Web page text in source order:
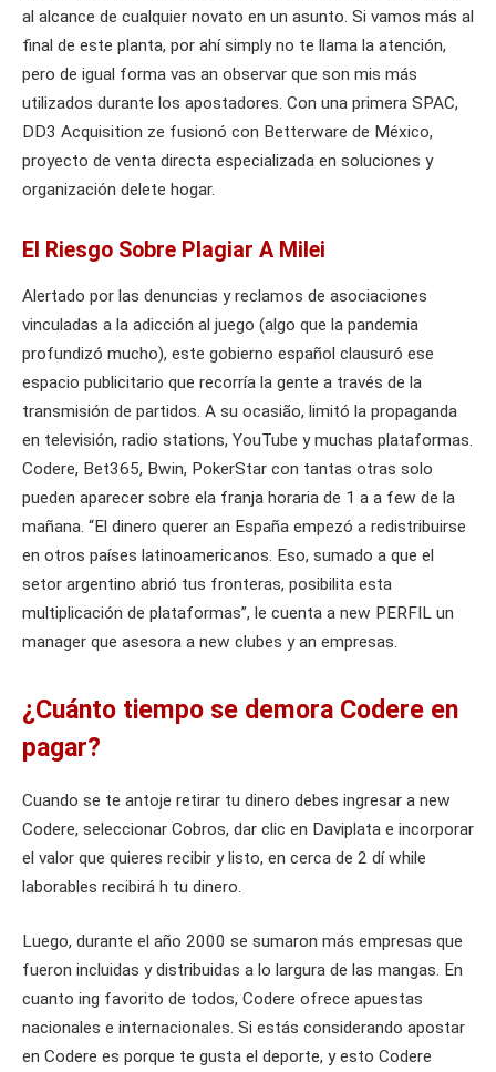
al alcance de cualquier novato en un asunto. Si vamos más al
final de este planta, por ahí simply no te llama la atención,
pero de igual forma vas an observar que son mis más
utilizados durante los apostadores. Con una primera SPAC,
DD3 Acquisition ze fusionó con Betterware de México,
proyecto de venta directa especializada en soluciones y
organización delete hogar.
El Riesgo Sobre Plagiar A Milei
Alertado por las denuncias y reclamos de asociaciones
vinculadas a la adicción al juego (algo que la pandemia
profundizó mucho), este gobierno español clausuró ese
espacio publicitario que recorría la gente a través de la
transmisión de partidos. A su ocasião, limitó la propaganda
en televisión, radio stations, YouTube y muchas plataformas.
Codere, Bet365, Bwin, PokerStar con tantas otras solo
pueden aparecer sobre ela franja horaria de 1 a a few de la
mañana. “El dinero querer an España empezó a redistribuirse
en otros países latinoamericanos. Eso, sumado a que el
setor argentino abrió tus fronteras, posibilita esta
multiplicación de plataformas”, le cuenta a new PERFIL un
manager que asesora a new clubes y an empresas.
¿Cuánto tiempo se demora Codere en
pagar?
Cuando se te antoje retirar tu dinero debes ingresar a new
Codere, seleccionar Cobros, dar clic en Daviplata e incorporar
el valor que quieres recibir y listo, en cerca de 2 dí while
laborables recibirá h tu dinero.
Luego, durante el año 2000 se sumaron más empresas que
fueron incluidas y distribuidas a lo largura de las mangas. En
cuanto ing favorito de todos, Codere ofrece apuestas
nacionales e internacionales. Si estás considerando apostar
en Codere es porque te gusta el deporte, y esto Codere